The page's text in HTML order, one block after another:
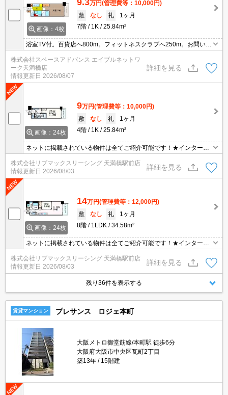
画像：4枚
万円(管理費等：10,000円)
敷
なし 礼
1ヶ月
7階
1K 25.84m²
浴室TV付。百貨店へ800m。フィットネスクラブへ250m。お問い合
株式会社スペースアドバンス エイブルネットワ
ーク天満橋店
情報更新日 2026/08/07
詳細を見る
画像：24枚
9万円(管理費等：10,000円)
敷
なし 礼
1ヶ月
4階
1K 25.84m²
ネットに掲載されている物件は全てご紹介可能です！★インターネ
ナ等、設備も充実★敷地内にシェアサイクル（LUUP）あり★
株式会社リブマックスリーシング 天満橋駅前店
情報更新日 2026/08/03
詳細を見る
画像：24枚
14万円(管理費等：12,000円)
敷
なし 礼
1ヶ月
8階
1LDK 34.58m²
ネットに掲載されている物件は全てご紹介可能です！★インターネ
室TV、床暖房等、充実の設備です♪設備充実の高級賃貸マンション
です♪
株式会社リブマックスリーシング 天満橋駅前店
情報更新日 2026/08/03
詳細を見る
残り36件を表示する
賃貸マンション プレサンス ロジェ本町
大阪メトロ御堂筋線/本町駅 徒歩6分
大阪府大阪市中央区瓦町2丁目
築13年
15階建